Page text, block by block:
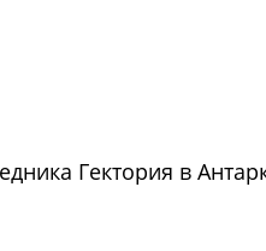
Гектория в